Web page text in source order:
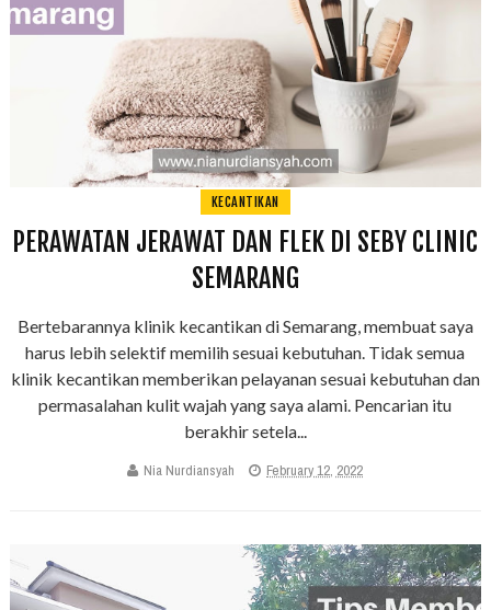
KECANTIKAN
PERAWATAN JERAWAT DAN FLEK DI SEBY CLINIC
SEMARANG
Bertebarannya klinik kecantikan di Semarang, membuat saya
harus lebih selektif memilih sesuai kebutuhan. Tidak semua
klinik kecantikan memberikan pelayanan sesuai kebutuhan dan
permasalahan kulit wajah yang saya alami. Pencarian itu
berakhir setela...
Nia Nurdiansyah February 12, 2022